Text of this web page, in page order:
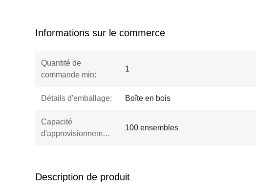
Informations sur le commerce
Quantité de
commande min:
1
Détails d'emballage: Boîte en bois
Capacité
d'approvisionnement:
100 ensembles
Description de produit